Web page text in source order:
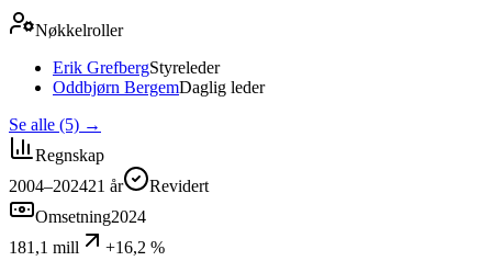
Nøkkelroller
Erik GrefbergStyreleder
Oddbjørn BergemDaglig leder
Se alle (5) →
Regnskap
2004–202421 år
Revidert
Omsetning2024
181,1 mill
+16,2 %